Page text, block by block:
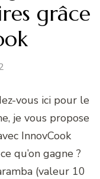
grâce
vous ici pour le
je vous propose
InnovCook
qu’on gagne ?
(valeur 10